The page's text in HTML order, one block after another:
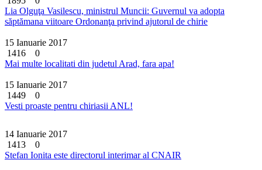
Lia Olguţa Vasilescu, ministrul Muncii: Guvernul va adopta
săptămana viitoare Ordonanţa privind ajutorul de chirie
15 Ianuarie 2017
1416
0
Mai multe localitati din judetul Arad, fara apa!
15 Ianuarie 2017
1449
0
Vesti proaste pentru chiriasii ANL!
14 Ianuarie 2017
1413
0
Stefan Ionita este directorul interimar al CNAIR